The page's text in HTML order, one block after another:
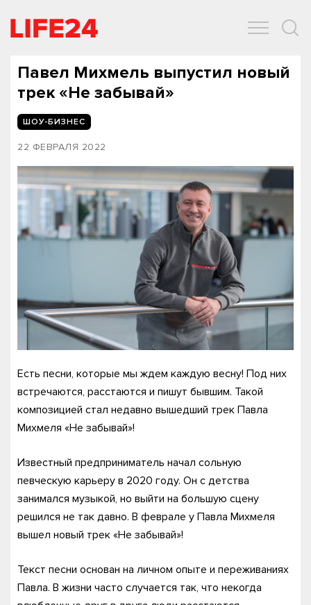
Павел Михмель выпустил новый
трек «Не забывай»
ШОУ-БИЗНЕС
22 ФЕВРАЛЯ 2022
Есть песни, которые мы ждем каждую весну! Под них
встречаются, расстаются и пишут бывшим. Такой
композицией стал недавно вышедший трек Павла
Михмеля «Не забывай»!
Известный предприниматель начал сольную
певческую карьеру в 2020 году. Он с детства
занимался музыкой, но выйти на большую сцену
решился не так давно. В феврале у Павла Михмеля
вышел новый трек «Не забывай»!
Текст песни основан на личном опыте и переживаниях
Павла. В жизни часто случается так, что некогда